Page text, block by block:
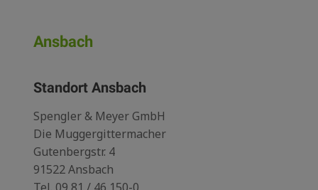
Ansbach
Standort Ansbach
Spengler & Meyer GmbH
Die Muggergittermacher
Gutenbergstr. 4
91522 Ansbach